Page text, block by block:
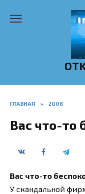
ГЛАВНАЯ » 2008
Вас что-то
Вас что-то
У скандальной